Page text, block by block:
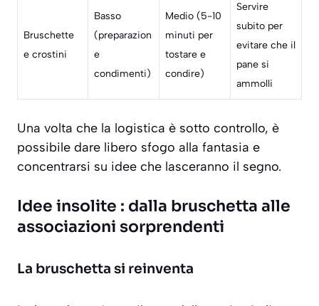
Bruschette
e crostini
Basso
(preparazion
e
condimenti)
Medio (5-10
minuti per
tostare e
condire)
Servire
subito per
evitare che il
pane si
ammolli
Una volta che la logistica è sotto controllo, è
possibile dare libero sfogo alla fantasia e
concentrarsi su idee che lasceranno il segno.
Idee insolite : dalla bruschetta alle
associazioni sorprendenti
La bruschetta si reinventa